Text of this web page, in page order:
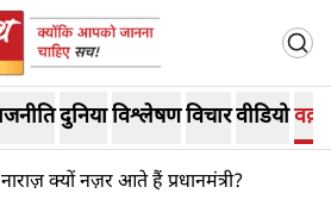
दुनियाविश्लेषणविचारवीडियो
क्यों नज़र आते हैं प्रधानमंत्री?